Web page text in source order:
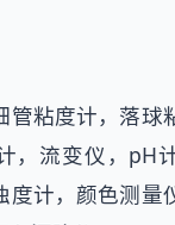
管粘度计，落球
，流变仪，pH
度计，颜色测量